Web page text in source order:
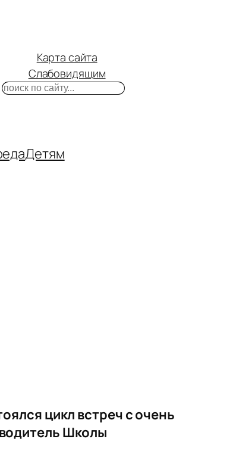
Карта сайта
Слабовидящим
Поиск
Детям
цикл встреч с очень
Школы